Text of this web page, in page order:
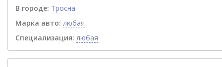
В городе: Тросна
Марка авто: любая
Специализация: любая